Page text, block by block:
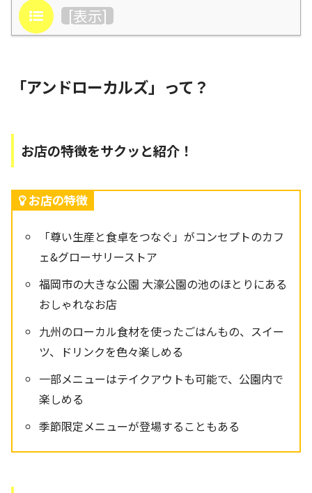
目次 [表示]
「アンドローカルズ」って？
お店の特徴をサクッと紹介！
お店の特徴
「尊い生産と食卓をつなぐ」がコンセプトのカフ
ェ&グローサリーストア
福岡市の大きな公園 大濠公園の池のほとりにある
おしゃれなお店
九州のローカル食材を使ったごはんもの、スイー
ツ、ドリンクを色々楽しめる
一部メニューはテイクアウトも可能で、公園内で
楽しめる
季節限定メニューが登場することもある